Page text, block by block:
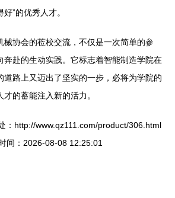
”的优秀人才。
械协会的莅校交流，不仅是一次简单的参
奔赴的生动实践。它标志着智能制造学院在
道路上又迈出了坚实的一步，必将为学院的
的蓄能注入新的活力。
：http://www.qz111.com/product/306.html
间：2026-08-08 12:25:01